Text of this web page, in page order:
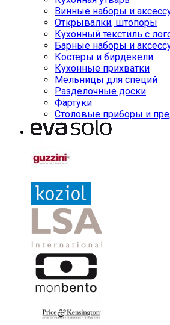
Винные наборы и
Открывалки, штопоры
Кухонный текстиль с
Барные наборы и
Костеры и бирдекели
Кухонные прихватки
Мельницы для специй
Разделочные доски
Фартуки
Столовые приборы и